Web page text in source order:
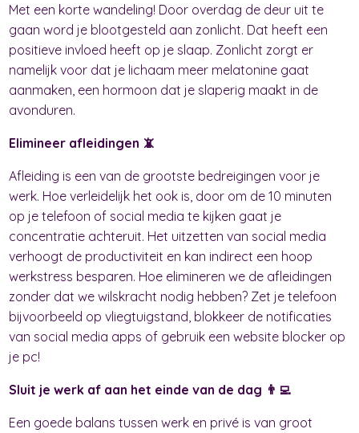
Met een korte wandeling! Door overdag de deur uit te
gaan word je blootgesteld aan zonlicht. Dat heeft een
positieve invloed heeft op je slaap. Zonlicht zorgt er
namelijk voor dat je lichaam meer melatonine gaat
aanmaken, een hormoon dat je slaperig maakt in de
avonduren.
Elimineer afleidingen 📵
Afleiding is een van de grootste bedreigingen voor je
werk. Hoe verleidelijk het ook is, door om de 10 minuten
op je telefoon of social media te kijken gaat je
concentratie achteruit. Het uitzetten van social media
verhoogt de productiviteit en kan indirect een hoop
werkstress besparen. Hoe elimineren we de afleidingen
zonder dat we wilskracht nodig hebben? Zet je telefoon
bijvoorbeeld op vliegtuigstand, blokkeer de notificaties
van social media apps of gebruik een website blocker op
je pc!
Sluit je werk af aan het einde van de dag 👨‍💻
Een goede balans tussen werk en privé is van groot